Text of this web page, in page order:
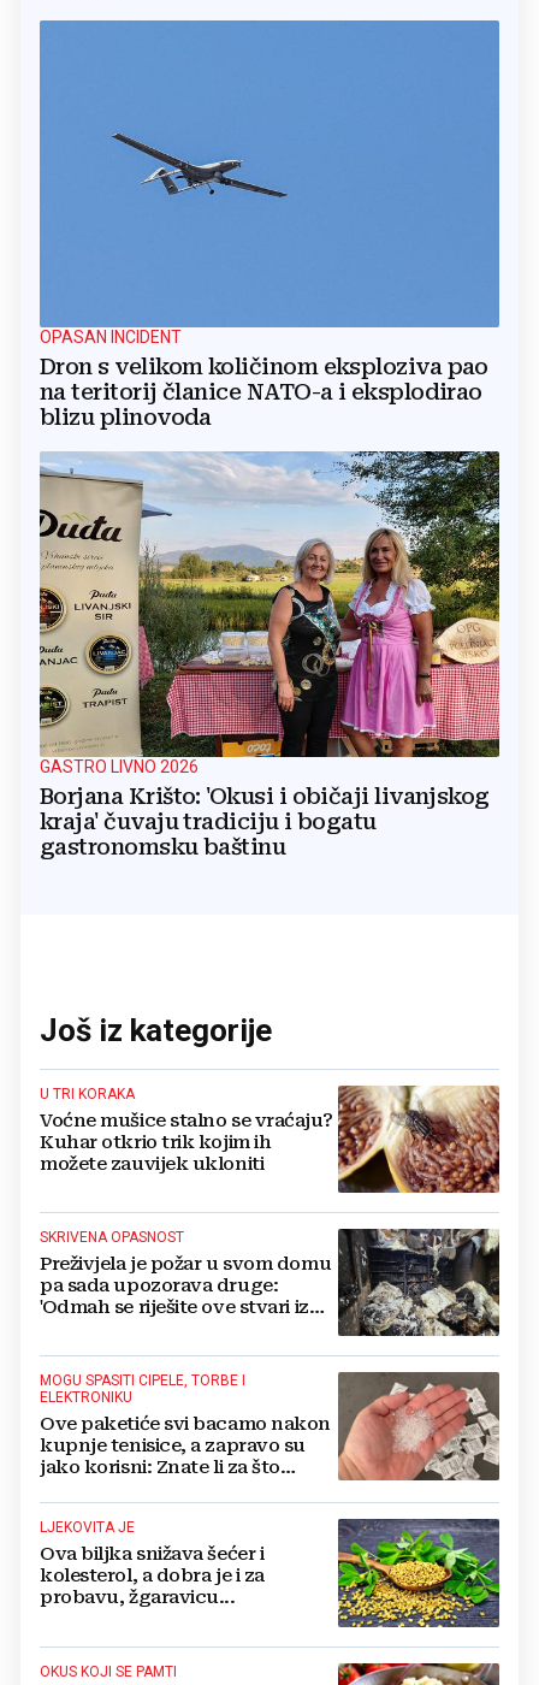
OPASAN INCIDENT
Dron s velikom količinom eksploziva pao
na teritorij članice NATO-a i eksplodirao
blizu plinovoda
GASTRO LIVNO 2026
Borjana Krišto: 'Okusi i običaji livanjskog
kraja' čuvaju tradiciju i bogatu
gastronomsku baštinu
Još iz kategorije
U TRI KORAKA
Voćne mušice stalno se vraćaju?
Kuhar otkrio trik kojim ih
možete zauvijek ukloniti
SKRIVENA OPASNOST
Preživjela je požar u svom domu
pa sada upozorava druge:
'Odmah se riješite ove stvari iz
MOGU SPASITI CIPELE, TORBE I
ELEKTRONIKU
Ove paketiće svi bacamo nakon
kupnje tenisice, a zapravo su
jako korisni: Znate li za što
LJEKOVITA JE
Ova biljka snižava šećer i
kolesterol, a dobra je i za
probavu, žgaravicu...
OKUS KOJI SE PAMTI